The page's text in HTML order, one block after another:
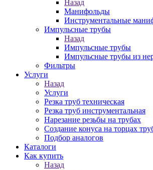
Назад
Манифольды
Инструментальные
Импульсные трубы
Назад
Импульсные трубы
Импульсные трубы из
Фильтры
Услуги
Назад
Услуги
Резка труб техническая
Резка труб инструментальная
Нарезание резьбы на трубах
Создание конуса на торцах
Подбор аналогов
Каталоги
Как купить
Назад